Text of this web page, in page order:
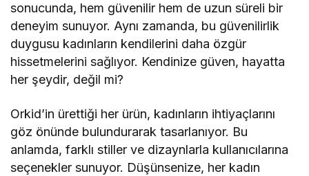
sonucunda, hem güvenilir hem de uzun süreli bir
deneyim sunuyor. Aynı zamanda, bu güvenilirlik
duygusu kadınların kendilerini daha özgür
hissetmelerini sağlıyor. Kendinize güven, hayatta
her şeydir, değil mi?
Orkid’in ürettiği her ürün, kadınların ihtiyaçlarını
göz önünde bulundurarak tasarlanıyor. Bu
anlamda, farklı stiller ve dizaynlarla kullanıcılarına
seçenekler sunuyor. Düşünsenize, her kadın